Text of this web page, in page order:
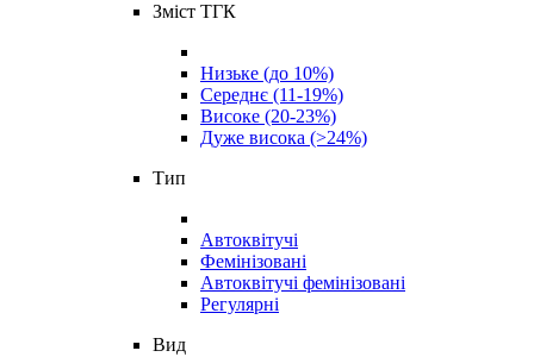
Зміст ТГК
Низьке (до 10%)
Середнє (11-19%)
Високе (20-23%)
Дуже висока (>24%)
Тип
Автоквітучі
Фемінізовані
Автоквітучі фемінізовані
Регулярні
Вид